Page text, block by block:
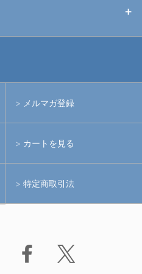
メルマガ登録
カートを見る
特定商取引法